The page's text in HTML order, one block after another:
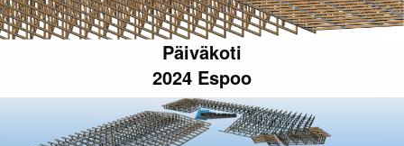
Päiväkoti
2024 Espoo